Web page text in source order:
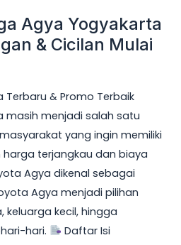
Agya Yogyakarta
& Cicilan Mulai
& Promo Terbaik
masih menjadi salah satu
yang ingin memiliki
terjangkau dan biaya
Agya dikenal sebagai
Agya menjadi pilihan
kecil, hingga
hari.
Daftar Isi